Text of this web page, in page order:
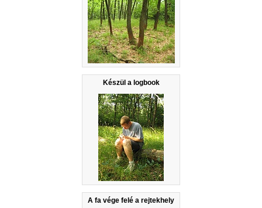
Készül a logbook
A fa vége felé a rejtekhely